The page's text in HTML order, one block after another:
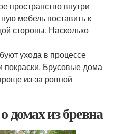
пространство внутри
мебель поставить к
стороны. Насколько
ухода в процессе
покраски. Брусовые дома
из-за ровной
домах из бревна